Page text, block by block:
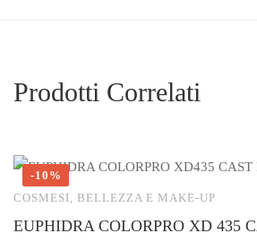
Prodotti Correlati
-10%
COSMESI, BELLEZZA E MAKE-UP
EUPHIDRA COLORPRO XD 435